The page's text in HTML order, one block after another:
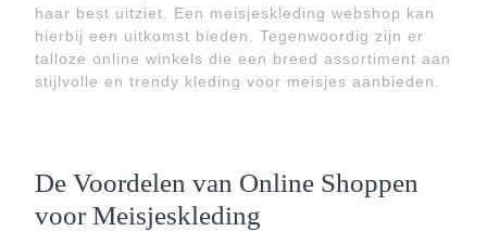
haar best uitziet. Een meisjeskleding webshop kan
hierbij een uitkomst bieden. Tegenwoordig zijn er
talloze online winkels die een breed assortiment aan
stijlvolle en trendy kleding voor meisjes aanbieden.
De Voordelen van Online Shoppen
voor Meisjeskleding